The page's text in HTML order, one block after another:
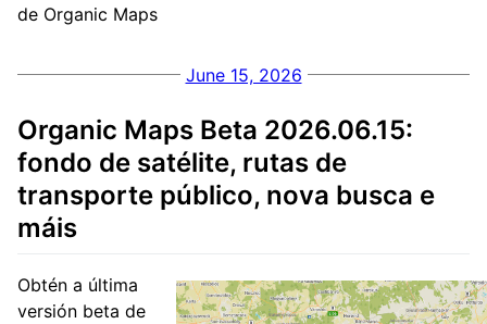
de Organic Maps
June 15, 2026
Organic Maps Beta 2026.06.15:
fondo de satélite, rutas de
transporte público, nova busca e
máis
Obtén a última
versión beta de